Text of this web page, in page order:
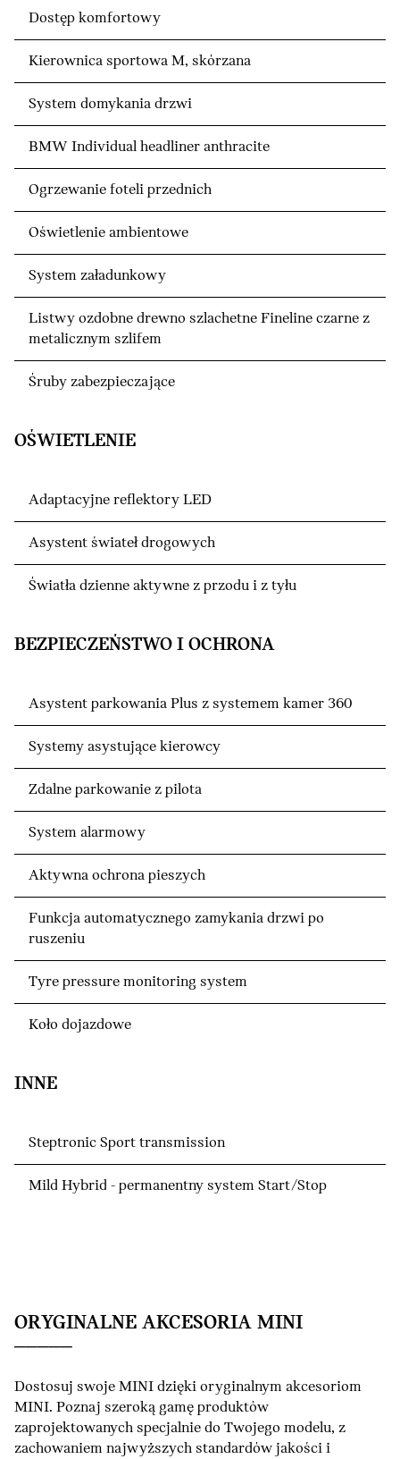
Dostęp komfortowy
Kierownica sportowa M, skórzana
System domykania drzwi
BMW Individual headliner anthracite
Ogrzewanie foteli przednich
Oświetlenie ambientowe
System załadunkowy
Listwy ozdobne drewno szlachetne Fineline czarne z
metalicznym szlifem
Śruby zabezpieczające
OŚWIETLENIE
Adaptacyjne reflektory LED
Asystent świateł drogowych
Światła dzienne aktywne z przodu i z tyłu
BEZPIECZEŃSTWO I OCHRONA
Asystent parkowania Plus z systemem kamer 360
Systemy asystujące kierowcy
Zdalne parkowanie z pilota
System alarmowy
Aktywna ochrona pieszych
Funkcja automatycznego zamykania drzwi po
ruszeniu
Tyre pressure monitoring system
Koło dojazdowe
INNE
Steptronic Sport transmission
Mild Hybrid - permanentny system Start/Stop
ORYGINALNE AKCESORIA MINI
Dostosuj swoje MINI dzięki oryginalnym akcesoriom
MINI. Poznaj szeroką gamę produktów
zaprojektowanych specjalnie do Twojego modelu, z
zachowaniem najwyższych standardów jakości i